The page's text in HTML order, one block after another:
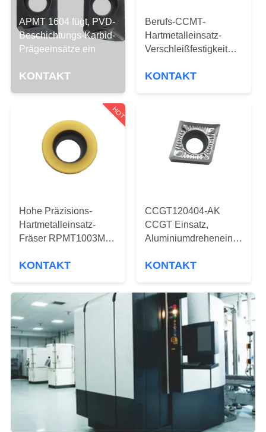
QUALITÄTSKONTROLLE
TRETEN
MIT
VERBINDUNG
FORDERN
SIE
EIN
SITEMAP
DATENSCHUTZRICHTLINIE
APMT 1604 fügt, PVD-
Beschichtungs-Karbid-
Prägeeinsätze ein
KONTAKT
Berufs-CCMT-
Hartmetalleinsatz-
Verschleißfestigkeit
KONTAKT
HOT
Hohe Präzisions-
Hartmetalleinsatz-
Fräser RPMT1003MO-
KONTAKT
CCGT120404-AK
CCGT Einsatz,
Aluminiumdreheneinsätze
Drehenwerkzeug
KONTAKT